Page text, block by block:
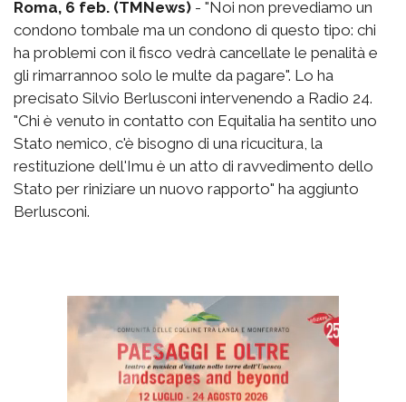
Roma, 6 feb. (TMNews) - "Noi non prevediamo un
condono tombale ma un condono di questo tipo: chi
ha problemi con il fisco vedrà cancellate le penalità e
gli rimarrannoo solo le multe da pagare". Lo ha
precisato Silvio Berlusconi intervenendo a Radio 24.
"Chi è venuto in contatto con Equitalia ha sentito uno
Stato nemico, c'è bisogno di una ricucitura, la
restituzione dell'Imu è un atto di ravvedimento dello
Stato per riniziare un nuovo rapporto" ha aggiunto
Berlusconi.